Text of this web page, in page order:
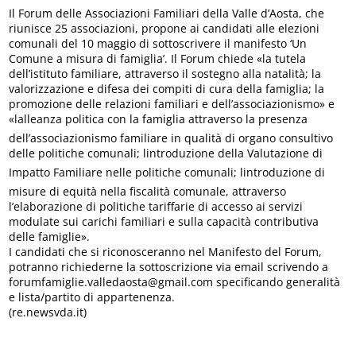
Il Forum delle Associazioni Familiari della Valle d’Aosta, che
riunisce 25 associazioni, propone ai candidati alle elezioni
comunali del 10 maggio di sottoscrivere il manifesto ‘Un
Comune a misura di famiglia’. Il Forum chiede «la tutela
dell’istituto familiare, attraverso il sostegno alla natalità; la
valorizzazione e difesa dei compiti di cura della famiglia; la
promozione delle relazioni familiari e dell’associazionismo» e
«lalleanza politica con la famiglia attraverso la presenza
dell’associazionismo familiare in qualità di organo consultivo
delle politiche comunali; lintroduzione della Valutazione di
Impatto Familiare nelle politiche comunali; lintroduzione di
misure di equità nella fiscalità comunale, attraverso
l’elaborazione di politiche tariffarie di accesso ai servizi
modulate sui carichi familiari e sulla capacità contributiva
delle famiglie».
I candidati che si riconosceranno nel Manifesto del Forum,
potranno richiederne la sottoscrizione via email scrivendo a
forumfamiglie.valledaosta@gmail.com specificando generalità
e lista/partito di appartenenza.
(re.newsvda.it)